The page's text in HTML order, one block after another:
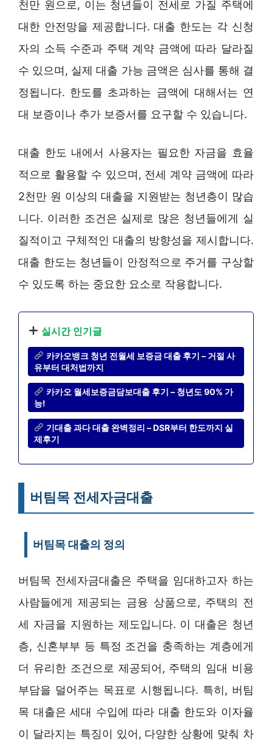
천만 원으로, 이는 청년들이 전세로 가질 주택에
대한 안전망을 제공합니다. 대출 한도는 각 신청
자의 소득 수준과 주택 계약 금액에 따라 달라질
수 있으며, 실제 대출 가능 금액은 심사를 통해 결
정됩니다. 한도를 초과하는 금액에 대해서는 연
대 보증이나 추가 보증서를 요구할 수 있습니다.
대출 한도 내에서 사용자는 필요한 자금을 효율
적으로 활용할 수 있으며, 전세 계약 금액에 따라
2천만 원 이상의 대출을 지원받는 청년층이 많습
니다. 이러한 조건은 실제로 많은 청년들에게 실
질적이고 구체적인 대출의 방향성을 제시합니다.
대출 한도는 청년들이 안정적으로 주거를 구상할
수 있도록 하는 중요한 요소로 작용합니다.
실시간 인기글
카카오뱅크 청년 전월세 보증금 대출 후기 – 거절 사
유부터 대처법까지
카카오 월세보증금담보대출 후기 – 청년도 90% 가
능!
기대출 과다 대출 완벽정리 – DSR부터 한도까지 실
제후기
버팀목 전세자금대출
버팀목 대출의 정의
버팀목 전세자금대출은 주택을 임대하고자 하는
사람들에게 제공되는 금융 상품으로, 주택의 전
세 자금을 지원하는 제도입니다. 이 대출은 청년
층, 신혼부부 등 특정 조건을 충족하는 계층에게
더 유리한 조건으로 제공되어, 주택의 임대 비용
부담을 덜어주는 목표로 시행됩니다. 특히, 버팀
목 대출은 세대 수입에 따라 대출 한도와 이자율
이 달라지는 특징이 있어, 다양한 상황에 맞춰 차